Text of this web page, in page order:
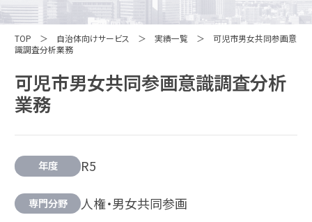
TOP 自治体向けサービス 実績一覧
可児市男女共同参画意
識調査分析業務
可児市男女共同参画意識調査分析
業務
年度 R5
専門分野 人権・男女共同参画